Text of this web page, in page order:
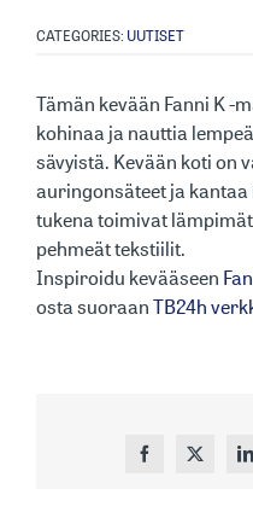
CATEGORIES: UUTISET
Tämän kevään Fanni K -
kohinaa ja nauttia
sävyistä. Kevään koti on
auringonsäteet ja
tukena toimivat
pehmeät tekstiilit.
Inspiroidu kevääseen
osta suoraanTB24h
Facebook
X